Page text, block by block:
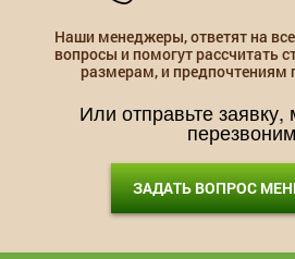
Наши менеджеры, ответят на
вопросы и помогут рассчитать
размерам, и предпочтениям
Или отправьте
ЗАДАТЬ ВОПРОС